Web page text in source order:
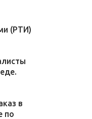
(РТИ)
в
по